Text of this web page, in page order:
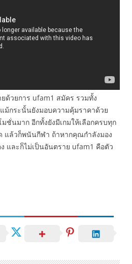
ด้วยการ ufam1 สมัคร รวมทั้ง
ม้กระนั้นยังมอบความคุ้มราคาด้วย
ชั่นมาก อีกทั้งยังมีเกมให้เลือกครบทุก
แล้วก็พนันกีฬา ถ้าหากคุณกำลังมอง
และก็ไม่เป็นอันตราย ufam1 คือตัว